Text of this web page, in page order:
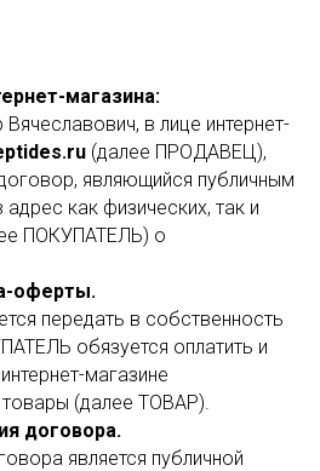
магазина:
в лице интернет-
(далее ПРОДАВЕЦ),
являющийся публичным
как физических, так и
ПОКУПАТЕЛЬ) о
оферты.
передать в собственность
обязуется оплатить и
магазине
товары (далее ТОВАР).
договора.
является публичной